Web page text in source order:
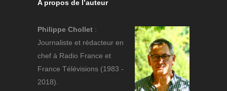
A propos de l’auteur
Philippe Chollet :
Journaliste et rédacteur en
chef à Radio France et
France Télévisions (1983 -
2018).